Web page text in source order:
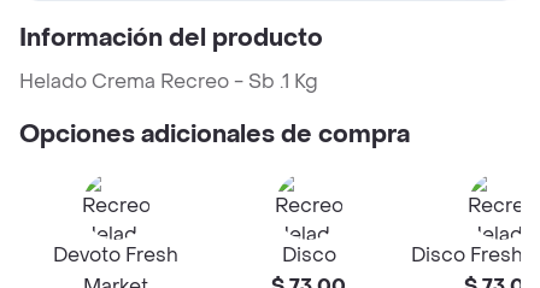
Información del producto
Helado Crema Recreo - Sb .1 Kg
Opciones adicionales de compra
Devoto Fresh
Disco
Disco Fresh